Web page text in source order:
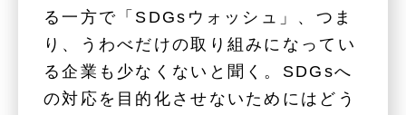
る一方で「SDGsウォッシュ」、つま
り、うわべだけの取り組みになってい
る企業も少なくないと聞く。SDGsへ
の対応を目的化させないためにはどう